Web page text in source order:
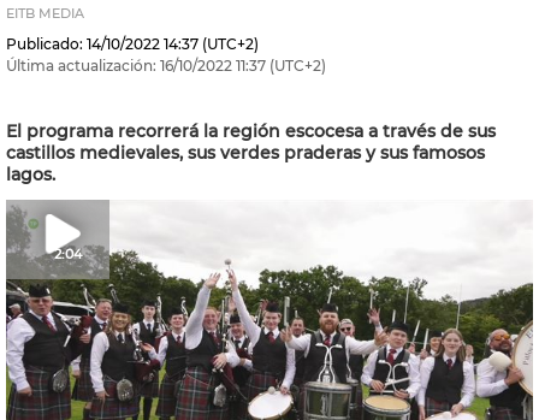
EITB MEDIA
Publicado: 14/10/2022 14:37 (UTC+2)
Última actualización: 16/10/2022 11:37 (UTC+2)
El programa recorrerá la región escocesa a través de sus
castillos medievales, sus verdes praderas y sus famosos
lagos.
2:04